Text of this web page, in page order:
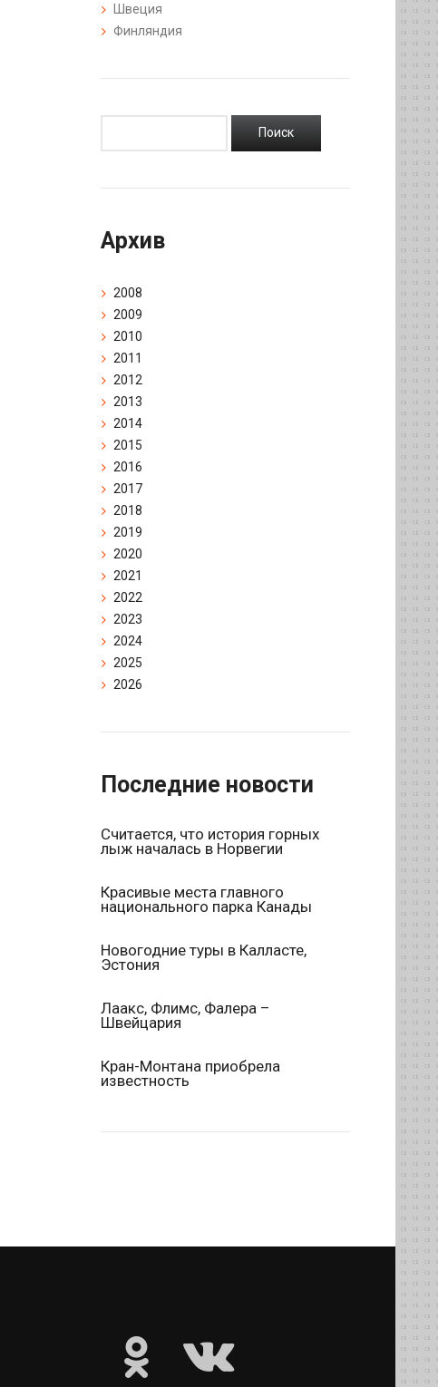
Швеция
Финляндия
Архив
2008
2009
2010
2011
2012
2013
2014
2015
2016
2017
2018
2019
2020
2021
2022
2023
2024
2025
2026
Последние новости
Считается, что история горных
лыж началась в Норвегии
Красивые места главного
национального парка Канады
Новогодние туры в Калласте,
Эстония
Лаакс, Флимс, Фалера –
Швейцария
Кран-Монтана приобрела
известность